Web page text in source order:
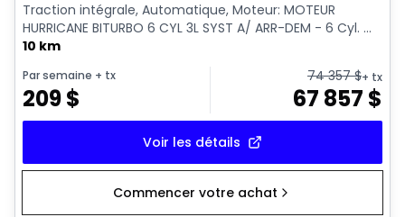
Traction intégrale, Automatique, Moteur: MOTEUR
HURRICANE BITURBO 6 CYL 3L SYST A/ ARR-DEM - 6 Cyl. ...
10 km
Par semaine + tx
209$
74 357$+ tx
67 857 $
Voir les détails
Commencer votre achat